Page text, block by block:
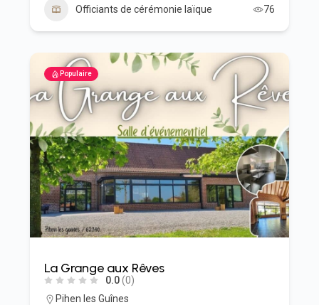
Officiants de cérémonie laïque 76
Populaire
La Grange aux Rêves
0.0(0)
Pihen les Guînes